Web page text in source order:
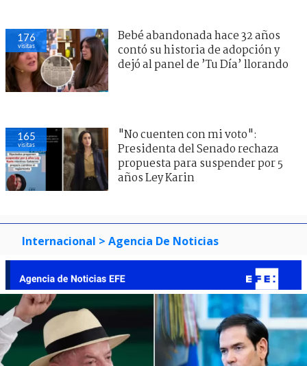
176
visitas
Bebé abandonada hace 32 años
contó su historia de adopción y
dejó al panel de ’Tu Día’ llorando
165
visitas
"No cuenten con mi voto":
Presidenta del Senado rechaza
propuesta para suspender por 5
años Ley Karin
Internacional > Agencia De Noticias